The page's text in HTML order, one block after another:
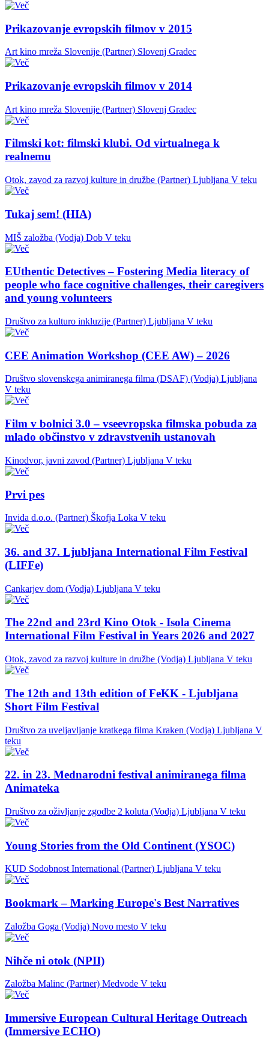
Prikazovanje evropskih filmov v 2015
Art kino mreža Slovenije (Partner) Slovenj Gradec
Prikazovanje evropskih filmov v 2014
Art kino mreža Slovenije (Partner) Slovenj Gradec
Filmski kot: filmski klubi. Od virtualnega k
realnemu
Otok, zavod za razvoj kulture in družbe (Partner) Ljubljana V teku
Tukaj sem! (HIA)
MIŠ založba (Vodja) Dob V teku
EUthentic Detectives – Fostering Media literacy of
people who face cognitive challenges, their caregivers
and young volunteers
Društvo za kulturo inkluzije (Partner) Ljubljana V teku
CEE Animation Workshop (CEE AW) – 2026
Društvo slovenskega animiranega filma (DSAF) (Vodja) Ljubljana
V teku
Film v bolnici 3.0 – vseevropska filmska pobuda za
mlado občinstvo v zdravstvenih ustanovah
Kinodvor, javni zavod (Partner) Ljubljana V teku
Prvi pes
Invida d.o.o. (Partner) Škofja Loka V teku
36. and 37. Ljubljana International Film Festival
(LIFFe)
Cankarjev dom (Vodja) Ljubljana V teku
The 22nd and 23rd Kino Otok - Isola Cinema
International Film Festival in Years 2026 and 2027
Otok, zavod za razvoj kulture in družbe (Vodja) Ljubljana V teku
The 12th and 13th edition of FeKK - Ljubljana
Short Film Festival
Društvo za uveljavljanje kratkega filma Kraken (Vodja) Ljubljana V
teku
22. in 23. Mednarodni festival animiranega filma
Animateka
Društvo za oživljanje zgodbe 2 koluta (Vodja) Ljubljana V teku
Young Stories from the Old Continent (YSOC)
KUD Sodobnost International (Partner) Ljubljana V teku
Bookmark – Marking Europe's Best Narratives
Založba Goga (Vodja) Novo mesto V teku
Nihče ni otok (NPII)
Založba Malinc (Partner) Medvode V teku
Immersive European Cultural Heritage Outreach
(Immersive ECHO)